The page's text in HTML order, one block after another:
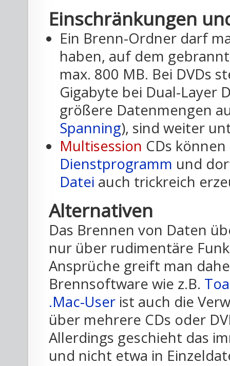
Einschränkungen
Ein Brenn-Ordner darf
haben, auf dem
max. 800 MB. Bei DVDs
Gigabyte bei Dual-Layer
größere Datenmengen
Spanning), sind weiter
Multisession CDs
Dienstprogramm und
Datei auch trickreich
Alternativen
Das Brennen von Daten
nur über rudimentäre
Ansprüche greift man
Brennsoftware wie z.B.
.Mac-User ist auch die
über mehrere CDs oder
Allerdings geschieht das
und nicht etwa in